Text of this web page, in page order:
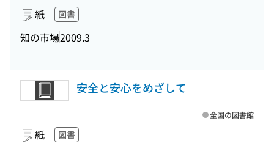
紙 図書
知の市場2009.3
安全と安心をめざして
紙 図書
全国の図書館